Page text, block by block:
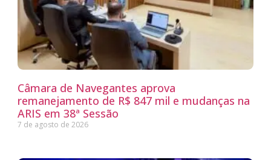
Câmara de Navegantes aprova
remanejamento de R$ 847 mil e mudanças na
ARIS em 38ª Sessão
7 de agosto de 2026